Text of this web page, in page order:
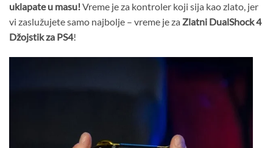
uklapate u masu!Vreme je za kontroler koji sija kao zlato, jer
vi zaslužujete samo najbolje – vreme je za Zlatni DualShock 4
Džojstik za PS4!